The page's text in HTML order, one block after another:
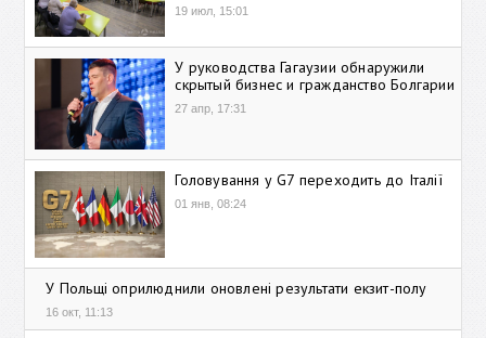
19 июл, 15:01
У руководства Гагаузии обнаружили
скрытый бизнес и гражданство Болгарии
27 апр, 17:31
Головування у G7 переходить до Італії
01 янв, 08:24
У Польщі оприлюднили оновлені результати екзит-полу
16 окт, 11:13